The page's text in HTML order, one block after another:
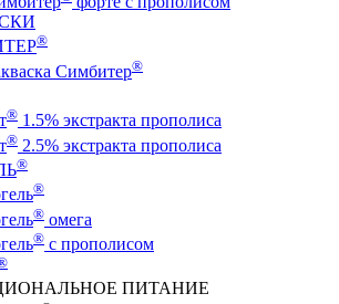
®
Симбитер®
® 1.5% экстракта прополиса
® 2.5% экстракта прополиса
®
®
® омега
® c прополисом
ПИТАНИЕ